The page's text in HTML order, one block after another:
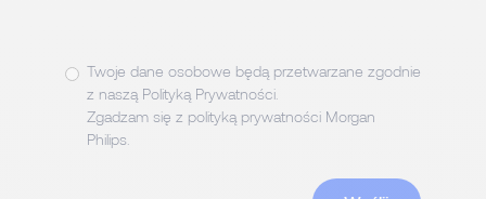
Twoje dane osobowe będą przetwarzane zgodnie
z naszą Polityką Prywatności
Zgadzam się z polityką prywatności Morgan
Philips.